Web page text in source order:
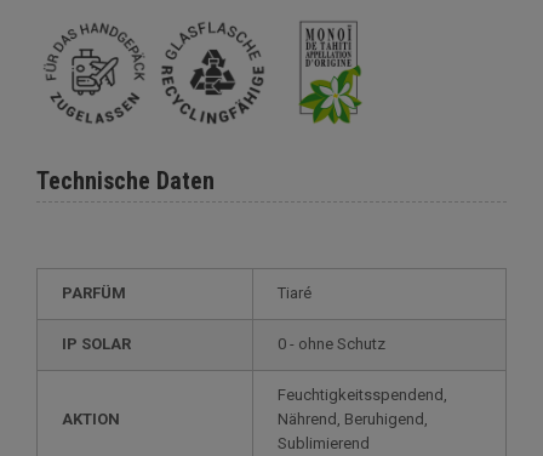
Technische Daten
PARFÜM Tiaré
IP SOLAR 0 - ohne Schutz
AKTION
Feuchtigkeitsspendend,
Nährend, Beruhigend,
Sublimierend